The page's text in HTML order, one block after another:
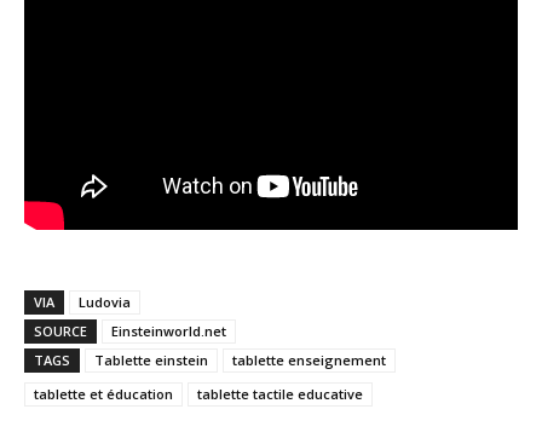
VIA
Ludovia
SOURCE
Einsteinworld.net
TAGS
Tablette einstein
tablette enseignement
tablette et éducation
tablette tactile educative